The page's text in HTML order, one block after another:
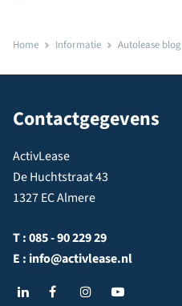
Home Informatie Autolease blog
Contactgegevens
ActivLease
De Huchtstraat 43
1327 EC Almere
T :085 - 90 229 29
E : info@activlease.nl